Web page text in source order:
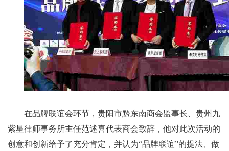
在品牌联谊会环节，贵阳市黔东南商会监事长、贵州九
紫星律师事务所主任范述喜代表商会致辞，他对此次活动的
创意和创新给予了充分肯定，并认为“品牌联谊”的提法、做